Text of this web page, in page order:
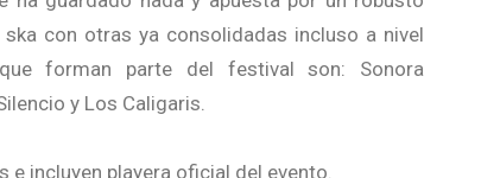
con otras ya consolidadas incluso a nivel
forman parte del festival son: Sonora
y Los Caligaris.
incluyen playera oficial del evento.